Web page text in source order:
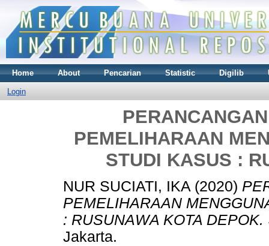
Home About Pencarian Statistic Digilib
Login
PEMELIHARAAN
STUDI KASUS :
NUR SUCIATI, IKA (2020)
PEMELIHARAAN
: RUSUNAWA KOTA DEPOK.
Jakarta.